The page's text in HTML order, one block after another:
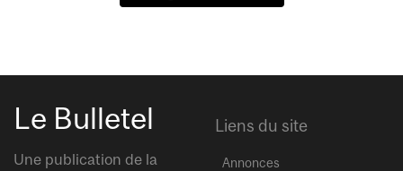
Le Bulletel
Une publication de la
Liens du site
Annonces